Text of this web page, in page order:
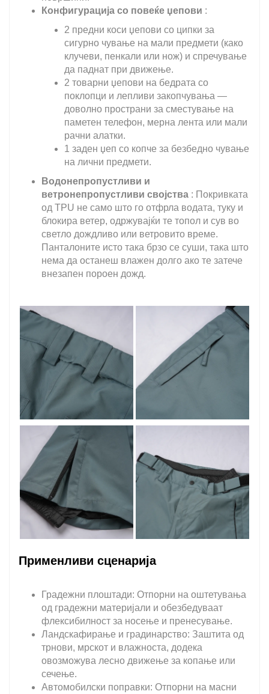
Конфигурација со повеќе џепови :
2 предни коси џепови со ципки за
сигурно чување на мали предмети (како
клучеви, пенкали или нож) и спречување
да паднат при движење.
2 товарни џепови на бедрата со
поклопци и лепливи закопчувања —
доволно пространи за сместување на
паметен телефон, мерна лента или мали
рачни алатки.
1 заден џеп со копче за безбедно чување
на лични предмети.
Водонепропустливи и
ветронепропустливи својства : Покривката
од TPU не само што го отфрла водата, туку и
блокира ветер, одржувајќи те топол и сув во
светло дождливо или ветровито време.
Панталоните исто така брзо се суши, така што
нема да останеш влажен долго ако те затече
внезапен пороен дожд.
Применливи сценарија
Градежни плоштади: Отпорни на оштетувања
од градежни материјали и обезбедуваат
флексибилност за носење и пренесување.
Ландскафирање и градинарство: Заштита од
трнови, мрскот и влажноста, додека
овозможува лесно движење за копање или
сечење.
Автомобилски поправки: Отпорни на масни